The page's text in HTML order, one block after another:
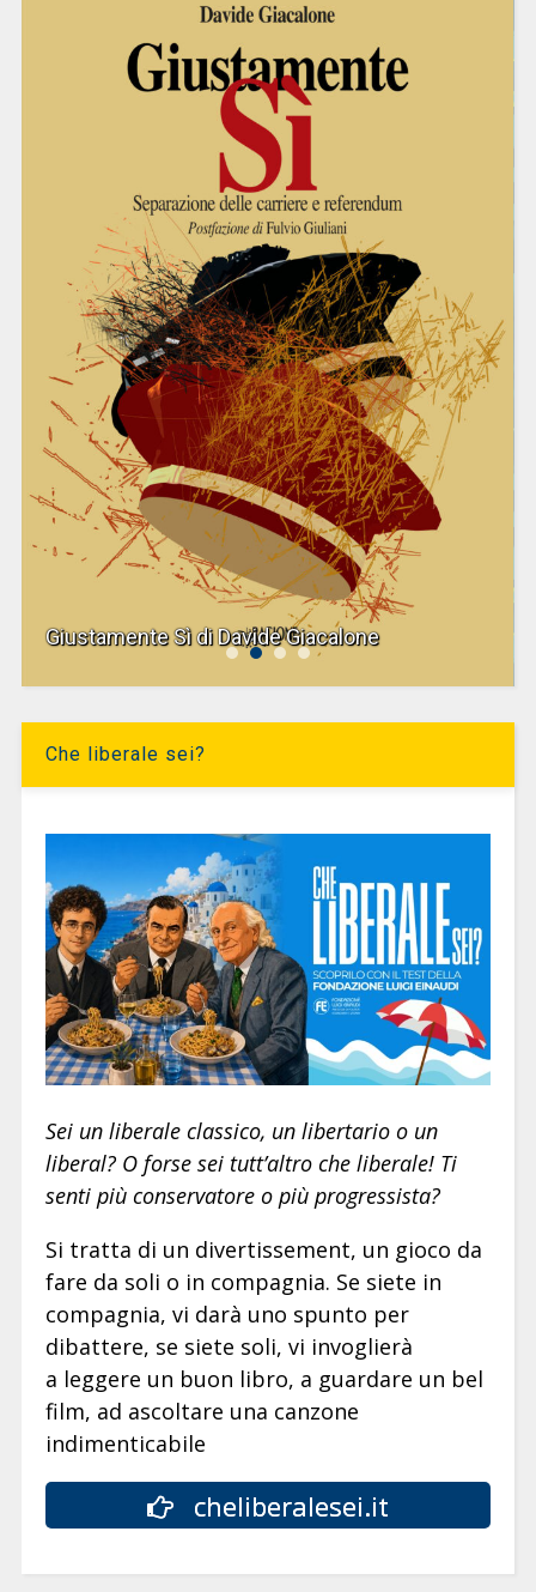
Giustamente Sì di Davide Giacalone
Che liberale sei?
Sei un liberale classico, un libertario o un
liberal? O forse sei tutt’altro che liberale! Ti
senti più conservatore o più progressista?
Si tratta di un divertissement, un gioco da
fare da soli o in compagnia. Se siete in
compagnia, vi darà uno spunto per
dibattere, se siete soli, vi invoglierà
a leggere un buon libro, a guardare un bel
film, ad ascoltare una canzone
indimenticabile
cheliberalesei.it